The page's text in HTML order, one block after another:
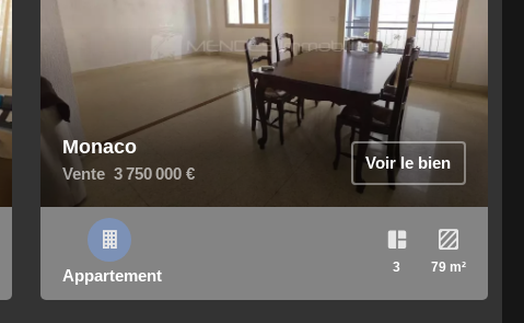
Monaco
Vente 3 750 000 €
Voir le bien
Appartement 3 79 m²